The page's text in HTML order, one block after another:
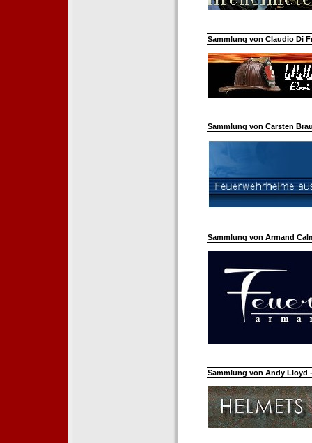
Sammlung von Claudio Di
Sammlung von Carsten
Sammlung von Armand
Sammlung von Andy Lloyd